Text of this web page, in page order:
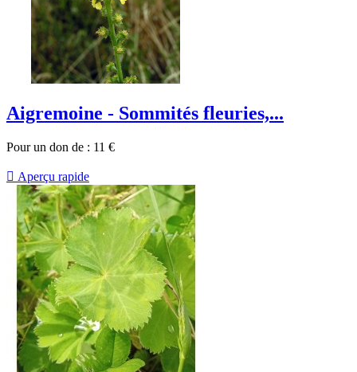
Aigremoine - Sommités fleuries,...
Pour un don de : 11 €
 Aperçu rapide